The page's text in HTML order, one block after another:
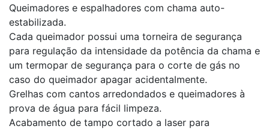
Queimadores e espalhadores com chama auto-
estabilizada.
Cada queimador possui uma torneira de segurança
para regulação da intensidade da potência da chama e
um termopar de segurança para o corte de gás no
caso do queimador apagar acidentalmente.
Grelhas com cantos arredondados e queimadores à
prova de água para fácil limpeza.
Acabamento de tampo cortado a laser para